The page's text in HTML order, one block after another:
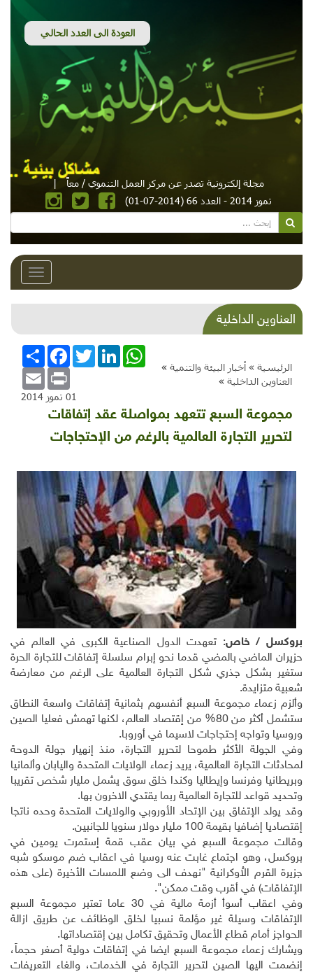
مجلة إلكترونية تصدر عن مركز العمل التنموي / معاً
|
تموز 2014 - العدد 66 (2014-07-01)
Toggle
العناوين الداخليةالطعام التراثي الفلسطيني: موسم البطيخ والشمام
أرخص الفواكه الصيفية وأكثرها إنتاجا
الرئيسية » أخبار البيئة والتنمية »
العناوين الداخلية »
انشر
FacebookTwitterLinkedInWhatsApp
Email Print
01 تموز 2014
مجموعة السبع تتعهد بمواصلة عقد إتفاقات
لتحرير التجارة العالمية بالرغم من الإحتجاجات
بروكسل / خاص: تعهدت الدول الصناعية الكبرى في العالم في
حزيران الماضي بالمضي قدما نحو إبرام سلسلة إتفاقات للتجارة الحرة
ستغير بشكل جذري شكل التجارة العالمية على الرغم من معارضة
شعبية متزايدة.
وألزم زعماء مجموعة السبع أنفسهم بثمانية إتفاقات واسعة النطاق
ستشمل أكثر من 80% من إقتصاد العالم، لكنها تهمش فعليا الصين
وروسيا وتواجه إحتجاجات لاسيما في أوروبا.
وفي الجولة الأكثر طموحا لتحرير التجارة، منذ إنهيار جولة الدوحة
لمحادثات التجارة العالمية، يريد زعماء الولايات المتحدة واليابان وألمانيا
وبريطانيا وفرنسا وإيطاليا وكندا خلق سوق يشمل مليار شخص تقريبا
وتحديد قواعد للتجارة العالمية ربما يقتدي الاخرون بها.
وقد يولد الإتفاق بين الإتحاد الأوروبي والولايات المتحدة وحده ناتجا
إقتصاديا إضافيا بقيمة 100 مليار دولار سنويا للجانبين.
وقالت مجموعة السبع في بيان عقب قمة إستمرت يومين في
بروكسل، وهو اجتماع غابت عنه روسيا في اعقاب ضم موسكو شبه
جزيرة القرم الاُوكرانية "نهدف الى وضع اللمسات الأخيرة (على هذه
الإتفاقات) في أقرب وقت ممكن".
وفي اعقاب أسوأ أزمة مالية في 30 عاما تعتبر مجموعة السبع
الإتفاقات وسيلة غير مؤلمة نسبيا لخلق الوظائف عن طريق ازالة
الحواجز أمام قطاع الأعمال وتحقيق تكامل بين إقتصاداتها.
ويشارك زعماء مجموعة السبع ايضا في إتفاقات دولية أصغر حجماً،
إنضمت اليها الصين لتحرير التجارة في الخدمات، والغاء التعريفات